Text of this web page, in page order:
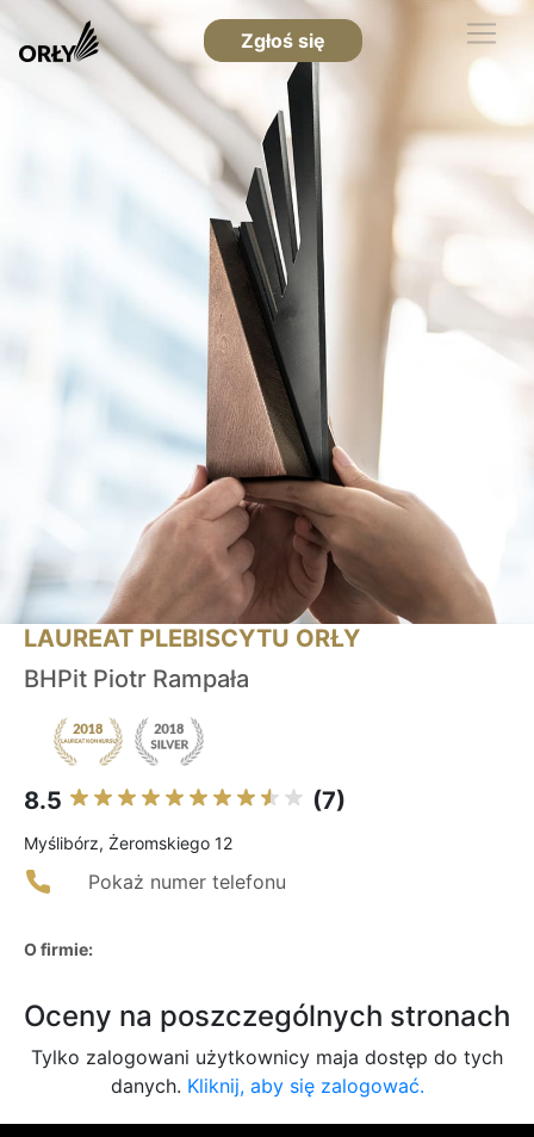
Zgłoś się
LAUREAT PLEBISCYTU ORŁY
BHPit Piotr Rampała
8.5 (7)
Myślibórz, Żeromskiego 12
Pokaż numer telefonu
O firmie:
Oceny na poszczególnych stronach
Tylko zalogowani użytkownicy maja dostęp do tych
danych. Kliknij, aby się zalogować.